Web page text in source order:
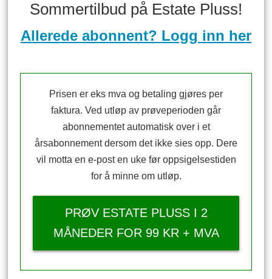
Sommertilbud på Estate Pluss!
Allerede abonnent? Logg inn her
Prisen er eks mva og betaling gjøres per
faktura. Ved utløp av prøveperioden går
abonnementet automatisk over i et
årsabonnement dersom det ikke sies opp. Dere
vil motta en e-post en uke før oppsigelsestiden
for å minne om utløp.
PRØV ESTATE PLUSS I 2
MÅNEDER FOR 99 KR + MVA